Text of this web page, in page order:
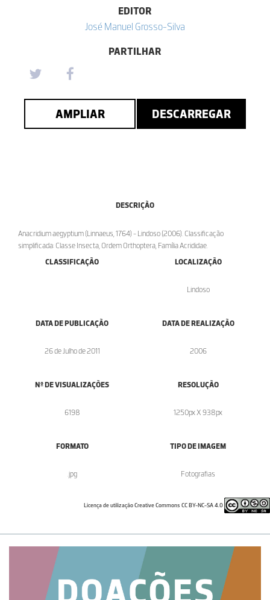
EDITOR
José Manuel Grosso-Silva
PARTILHAR
AMPLIAR DESCARREGAR
DESCRIÇÃO
Anacridium aegyptium (Linnaeus, 1764) - Lindoso (2006). Classificação
simplificada: Classe Insecta, Ordem Orthoptera, Família Acrididae.
CLASSIFICAÇÃO
LOCALIZAÇÃO
Lindoso
DATA DE PUBLICAÇÃO
26 de Julho de 2011
DATA DE REALIZAÇÃO
2006
Nº DE VISUALIZAÇÕES
6198
RESOLUÇÃO
1250px X 938px
FORMATO
.jpg
TIPO DE IMAGEM
Fotografias
Licença de utilização Creative Commons CC BY-NC-SA 4.0